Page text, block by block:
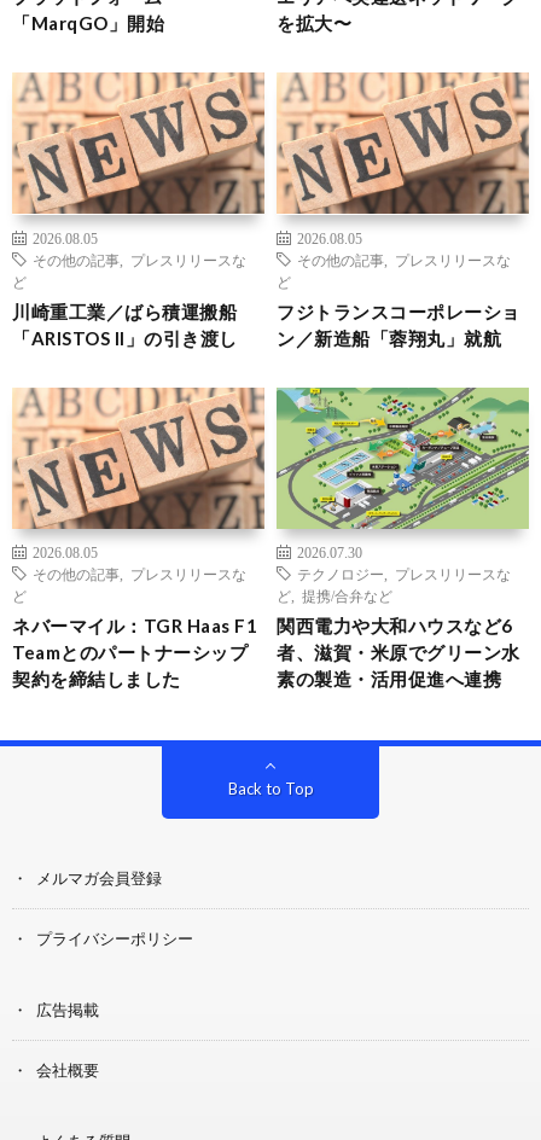
「MarqGO」開始
を拡大〜
2026.08.05
その他の記事
プレスリリースな
ど
川崎重工業／ばら積運搬船
「ARISTOS II」の引き渡し
2026.08.05
その他の記事
プレスリリースな
ど
フジトランスコーポレーショ
ン／新造船「蓉翔丸」就航
2026.08.05
その他の記事
プレスリリースな
ど
ネバーマイル：TGR Haas F1
Teamとのパートナーシップ
契約を締結しました
2026.07.30
テクノロジー
プレスリリースな
ど
提携/合弁など
関西電力や大和ハウスなど6
者、滋賀・米原でグリーン水
素の製造・活用促進へ連携
Back to Top
メルマガ会員登録
プライバシーポリシー
広告掲載
会社概要